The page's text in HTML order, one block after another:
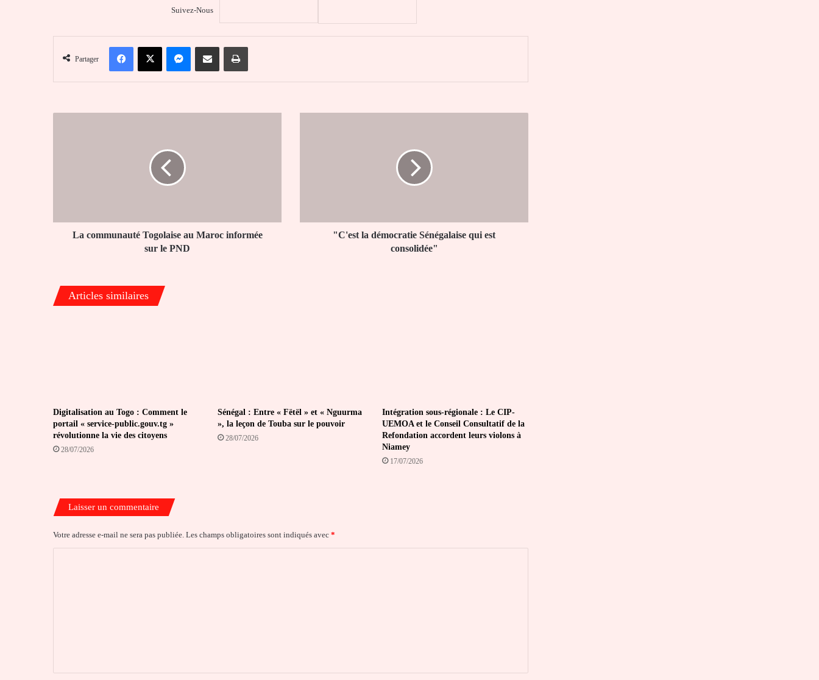
Suivez-Nous
Partager
FacebookX MessengerPartager par email Imprimer
PND
La communauté Togolaise au Maroc informée
sur le PND
"C'est la démocratie Sénégalaise qui est
consolidée"
Articles similaires
Digitalisation au Togo : Comment le
portail « service-public.gouv.tg »
révolutionne la vie des citoyens
28/07/2026
Sénégal : Entre « Fëtël » et « Nguurma
», la leçon de Touba sur le pouvoir
28/07/2026
Intégration sous-régionale : Le CIP-
UEMOA et le Conseil Consultatif de la
Refondation accordent leurs violons à
Niamey
17/07/2026
Laisser un commentaire
Votre adresse e-mail ne sera pas publiée. Les champs obligatoires sont indiqués avec *